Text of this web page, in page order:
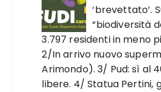
‘brevettato’.
“biodiversità
3.797 residenti in meno
2/In arrivo nuovo
Arimondo). 3/ Pud: sì al
libere. 4/ Statua Pertini,